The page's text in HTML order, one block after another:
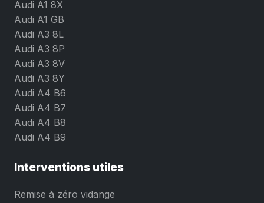
Audi A1 8X
Audi A1 GB
Audi A3 8L
Audi A3 8P
Audi A3 8V
Audi A3 8Y
Audi A4 B6
Audi A4 B7
Audi A4 B8
Audi A4 B9
Interventions utiles
Remise à zéro vidange